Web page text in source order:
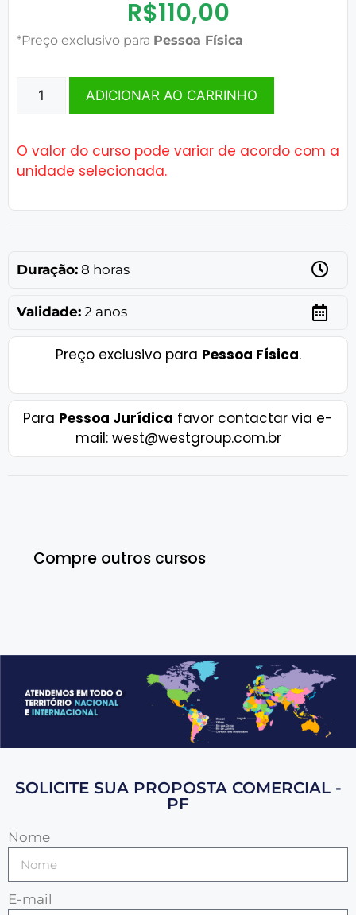
R$110,00
*Preço exclusivo para Pessoa Física
ADICIONAR AO CARRINHO
O valor do curso pode variar de acordo com a
unidade selecionada.
Duração: 8 horas
Validade: 2 anos
Preço exclusivo para Pessoa Física.
Para Pessoa Jurídica favor contactar via e-
mail: west@westgroup.com.br
Compre outros cursos
SOLICITE SUA PROPOSTA COMERCIAL -
PF
Nome
E-mail